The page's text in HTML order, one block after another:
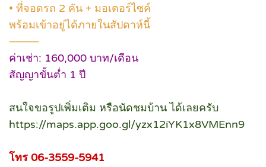
• ที่จอดรถ 2 คัน + มอเตอร์ไซค์
พร้อมเข้าอยู่ได้ภายในสัปดาห์นี้
⸻
ค่าเช่า: 160,000 บาท/เดือน
สัญญาขั้นต่ำ 1 ปี
สนใจขอรูปเพิ่มเติม หรือนัดชมบ้าน ได้เลยครับ
https://maps.app.goo.gl/yzx12iYK1x8VMEnn9
โทร 06-3559-5941